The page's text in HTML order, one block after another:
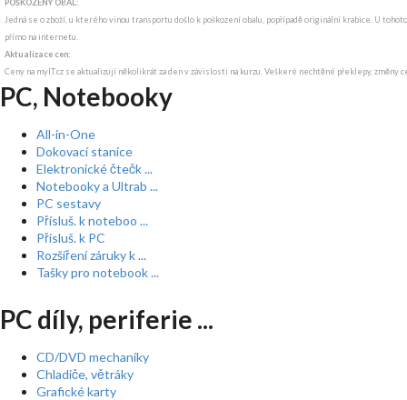
POŠKOZENÝ OBAL:
Jedná se o zboží, u kterého vinou transportu došlo k poškození obalu, popřípadě originální krabice. U
přímo na internetu.
Aktualizace cen:
Ceny na myIT.cz se aktualizují několikrát za den v závislosti na kurzu. Veškeré nechtěné překlepy, změny
PC, Notebooky
All-in-One
Dokovací stanice
Elektronické čtečk ...
Notebooky a Ultrab ...
PC sestavy
Přísluš. k noteboo ...
Přísluš. k PC
Rozšíření záruky k ...
Tašky pro notebook ...
PC díly, periferie ...
CD/DVD mechaniky
Chladiče, větráky
Grafické karty